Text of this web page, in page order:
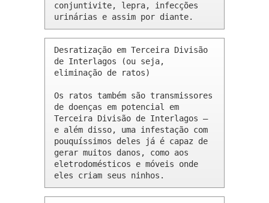
conjuntivite, lepra, infecções
urinárias e assim por diante.
Desratização em Terceira Divisão
de Interlagos (ou seja,
eliminação de ratos)
Os ratos também são transmissores
de doenças em potencial em
Terceira Divisão de Interlagos –
e além disso, uma infestação com
pouquíssimos deles já é capaz de
gerar muitos danos, como aos
eletrodomésticos e móveis onde
eles criam seus ninhos.